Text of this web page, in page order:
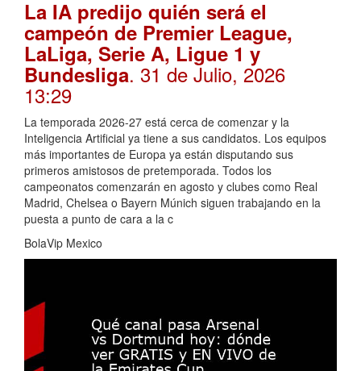
La IA predijo quién será el
campeón de Premier League,
LaLiga, Serie A, Ligue 1 y
Bundesliga. 31 de Julio, 2026
13:29
La temporada 2026-27 está cerca de comenzar y la
Inteligencia Artificial ya tiene a sus candidatos. Los equipos
más importantes de Europa ya están disputando sus
primeros amistosos de pretemporada. Todos los
campeonatos comenzarán en agosto y clubes como Real
Madrid, Chelsea o Bayern Múnich siguen trabajando en la
puesta a punto de cara a la c
BolaVip Mexico